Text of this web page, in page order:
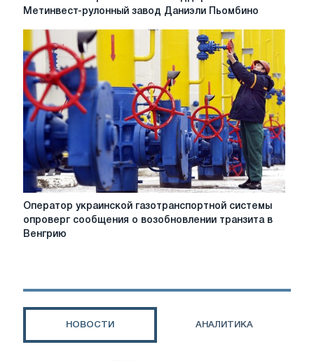
CBAM
правительство
Метинвест-
рулонный
завод
Даниэли
Пьомбино
Метинвест-рулонный завод Даниэли Пьомбино
Оператор
украинской
газотранспортной
о
Оператор украинской газотранспортной системы
опроверг сообщения о возобновлении транзита в
Венгрию
НОВОСТИ АНАЛИТИКА